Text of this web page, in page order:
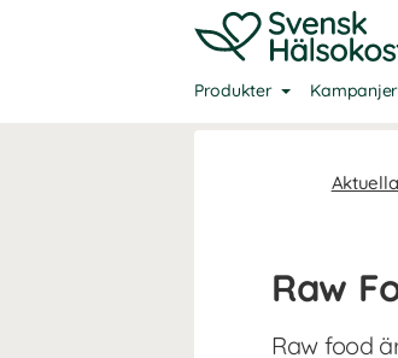
Produkter Kampanjer
Raw
Raw food